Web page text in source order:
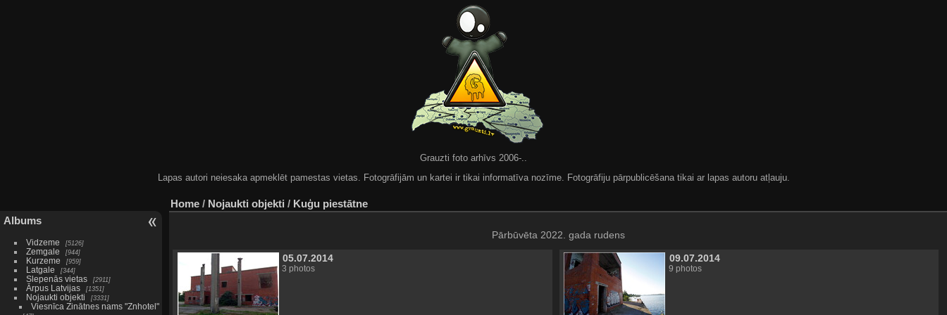
Grauzti foto arhīvs 2006-..
Lapas autori neiesaka apmeklēt pamestas vietas. Fotogrāfijām un kartei ir tikai informatīva nozīme. Fotogrāfiju pārpublicēšana tikai ar lapas autoru atļauju.
Albums
Vidzeme 5126
Zemgale 944
Kurzeme 959
Latgale 344
Slepenās vietas 2911
Ārpus Latvijas 1351
Nojaukti objekti 3331
Viesnīca Zinātnes nams "Znhotel"
Home / Nojaukti objekti / Kuģu piestātne
Pārbūvēta 2022. gada rudens
05.07.2014
3 photos
09.07.2014
9 photos